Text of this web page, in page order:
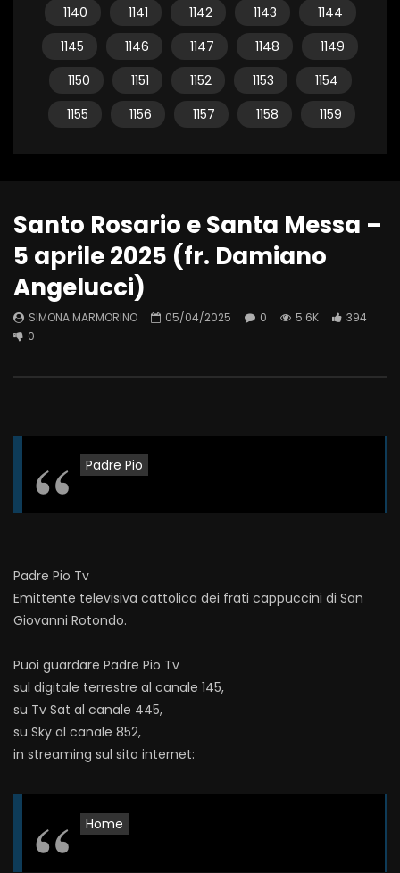
1140
1141 1142 1143
1144
1145
1146 1147 1148
1149
1150
1151 1152 1153
1154
1155
1156 1157 1158 1159
Santo Rosario e Santa Messa –
5 aprile 2025 (fr. Damiano
Angelucci)
SIMONA MARMORINO 05/04/2025 0 5.6K
394
0
Padre Pio
Padre Pio Tv
Emittente televisiva cattolica dei frati cappuccini di San
Giovanni Rotondo.
Puoi guardare Padre Pio Tv
sul digitale terrestre al canale 145,
su Tv Sat al canale 445,
su Sky al canale 852,
in streaming sul sito internet:
Home